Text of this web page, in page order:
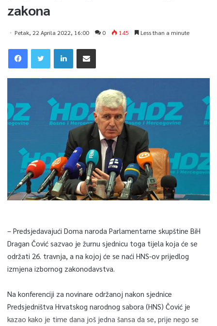
zakona
Petak, 22 Aprila 2022, 16:00 0 145 Less than a minute
– Predsjedavajući Doma naroda Parlamentarne skupštine BiH
Dragan Čović sazvao je žurnu sjednicu toga tijela koja će se
održati 26. travnja, a na kojoj će se naći HNS-ov prijedlog
izmjena izbornog zakonodavstva.
Na konferenciji za novinare održanoj nakon sjednice
Predsjedništva Hrvatskog narodnog sabora (HNS) Čović je
kazao kako je time dana još jedna šansa da se, prije nego se